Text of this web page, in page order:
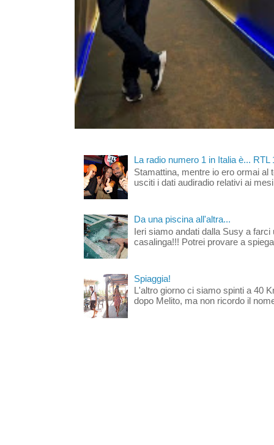
La radio numero 1 in Italia è... RTL
Stamattina, mentre io ero ormai al
usciti i dati audiradio relativi ai
Da una piscina all'altra...
Ieri siamo andati dalla Susy a
casalinga!!! Potrei provare a
Spiaggia!
L'altro giorno ci siamo spinti a 40
dopo Melito, ma non ricordo il